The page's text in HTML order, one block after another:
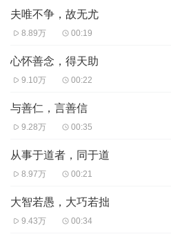
夫唯不争，故无尤
8.89万 00:19
心怀善念，得天助
9.10万 00:22
与善仁，言善信
9.28万 00:35
从事于道者，同于道
8.97万 00:21
大智若愚，大巧若拙
9.43万 00:34